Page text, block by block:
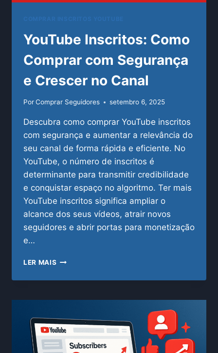
YouTube Inscritos: Como
Comprar com Segurança
e Crescer no Canal
PorComprar Seguidores setembro 6, 2025
Descubra como comprar YouTube inscritos
com segurança e aumentar a relevância do
seu canal de forma rápida e eficiente. No
YouTube, o número de inscritos é
determinante para transmitir credibilidade
e conquistar espaço no algoritmo. Ter mais
YouTube inscritos significa ampliar o
alcance dos seus vídeos, atrair novos
seguidores e abrir portas para monetização
e…
LER MAIS YOUTUBE
COMO
COM
E
CRESCER
NO